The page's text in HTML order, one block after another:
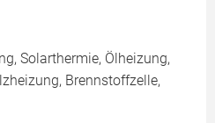
Solarthermie, Ölheizung,
Brennstoffzelle,